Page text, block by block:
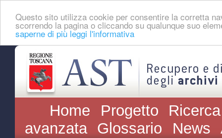
Questo sito utilizza cookie per consentire la corretta
scorrendo la pagina o cliccando su qualunque suo
saperne di più leggi l'informativa
Home Progetto
avanzata Glossario News